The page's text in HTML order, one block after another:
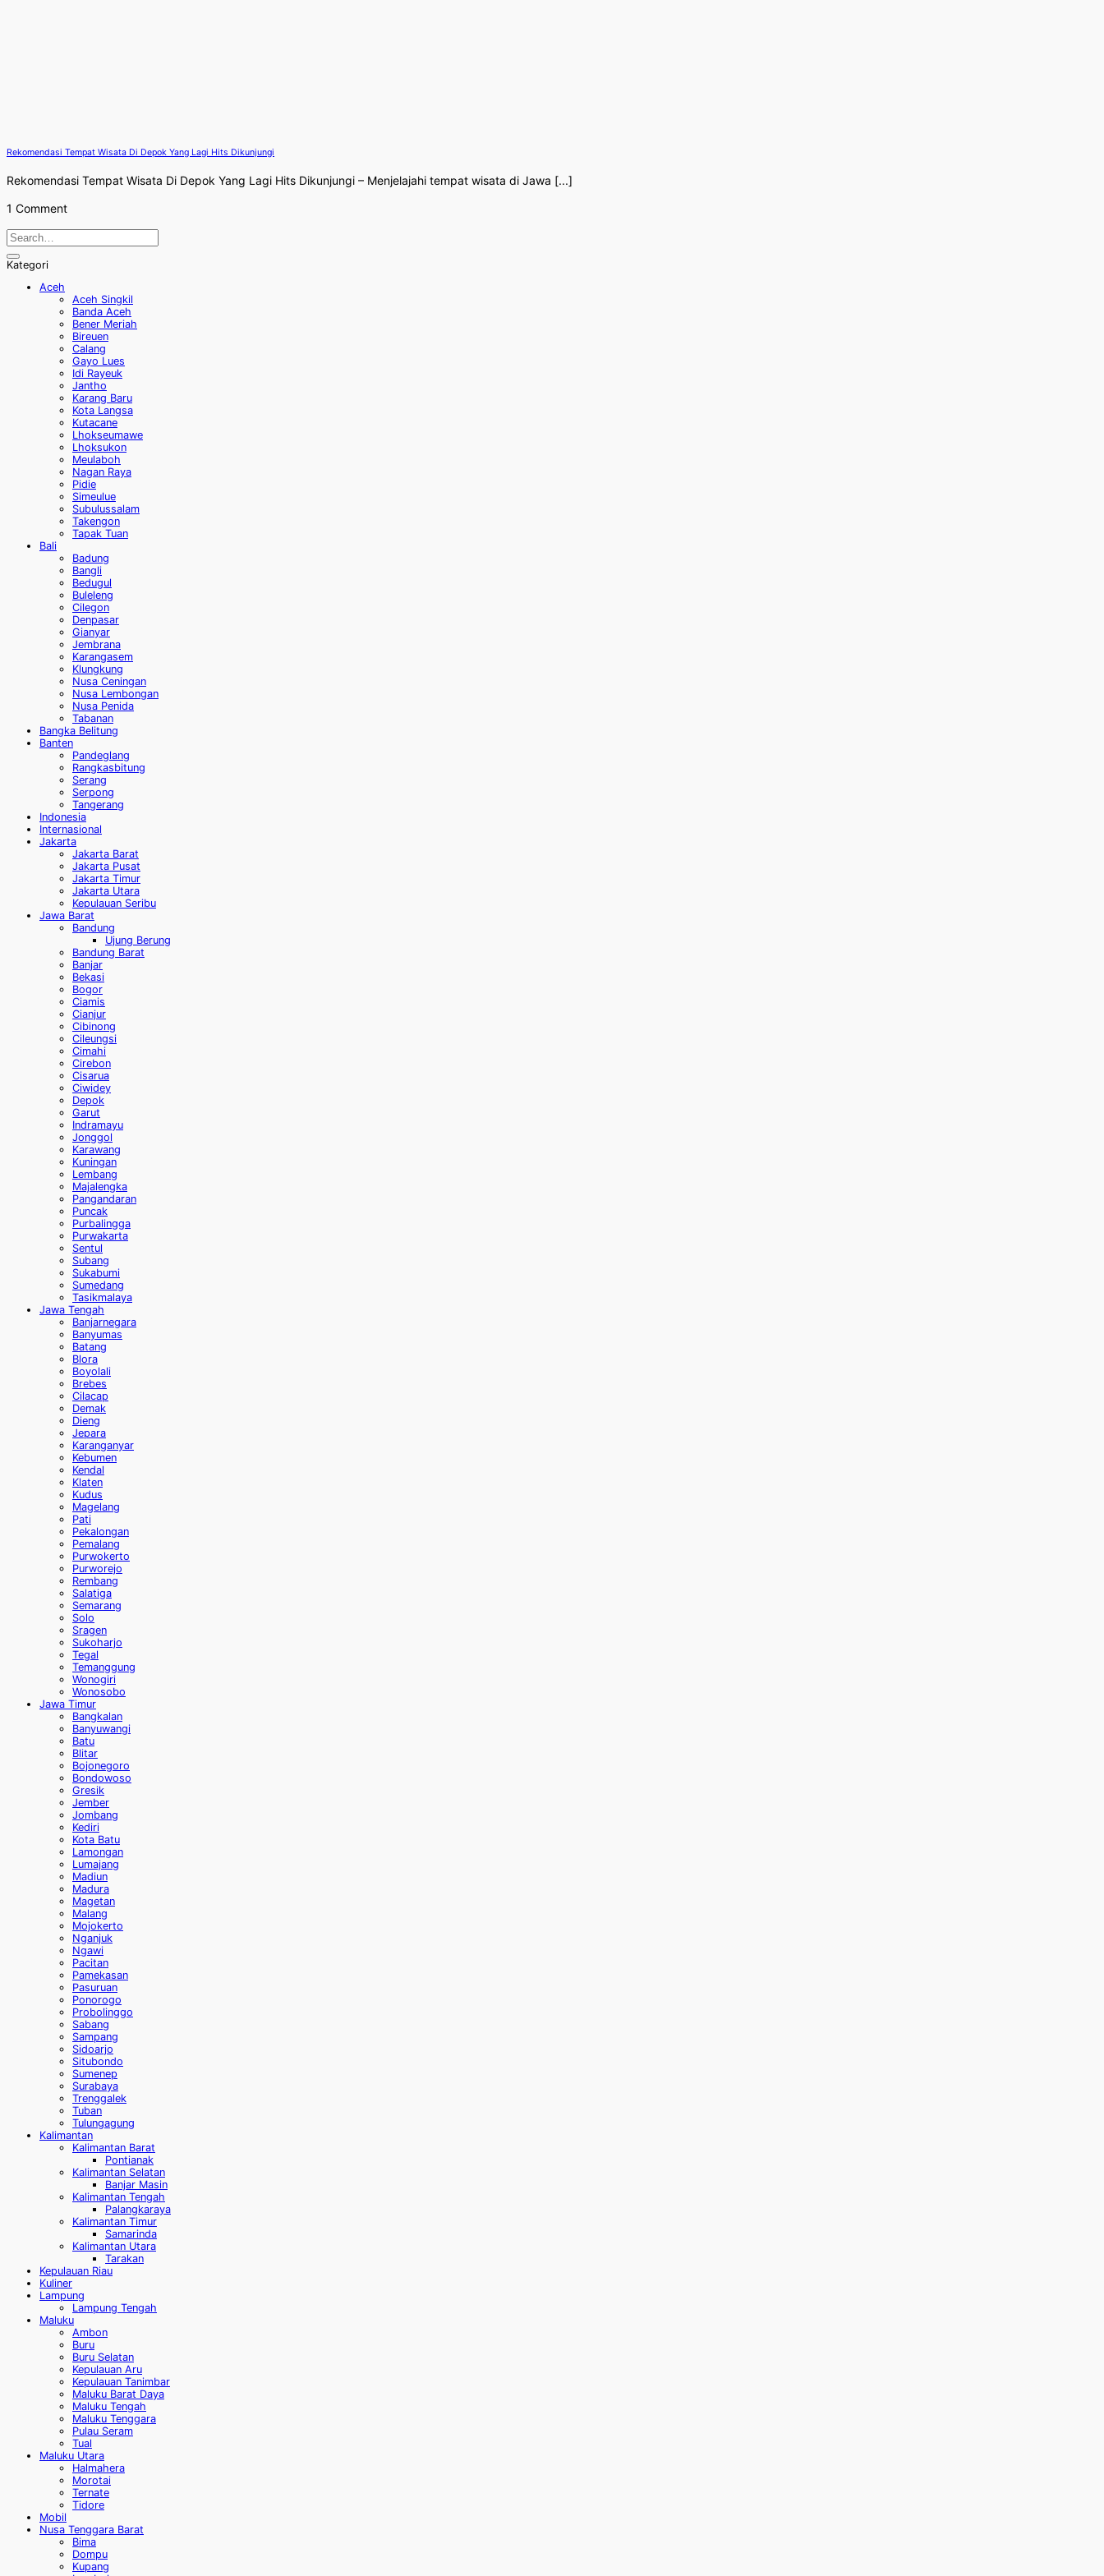
Rekomendasi Tempat Wisata Di Depok Yang Lagi Hits Dikunjungi
Rekomendasi Tempat Wisata Di Depok Yang Lagi Hits Dikunjungi – Menjelajahi tempat wisata di Jawa [...]
1 Comment
Kategori
Aceh
Aceh Singkil
Banda Aceh
Bener Meriah
Bireuen
Calang
Gayo Lues
Idi Rayeuk
Jantho
Karang Baru
Kota Langsa
Kutacane
Lhokseumawe
Lhoksukon
Meulaboh
Nagan Raya
Pidie
Simeulue
Subulussalam
Takengon
Tapak Tuan
Bali
Badung
Bangli
Bedugul
Buleleng
Cilegon
Denpasar
Gianyar
Jembrana
Karangasem
Klungkung
Nusa Ceningan
Nusa Lembongan
Nusa Penida
Tabanan
Bangka Belitung
Banten
Pandeglang
Rangkasbitung
Serang
Serpong
Tangerang
Indonesia
Internasional
Jakarta
Jakarta Barat
Jakarta Pusat
Jakarta Timur
Jakarta Utara
Kepulauan Seribu
Jawa Barat
Bandung
Ujung Berung
Bandung Barat
Banjar
Bekasi
Bogor
Ciamis
Cianjur
Cibinong
Cileungsi
Cimahi
Cirebon
Cisarua
Ciwidey
Depok
Garut
Indramayu
Jonggol
Karawang
Kuningan
Lembang
Majalengka
Pangandaran
Puncak
Purbalingga
Purwakarta
Sentul
Subang
Sukabumi
Sumedang
Tasikmalaya
Jawa Tengah
Banjarnegara
Banyumas
Batang
Blora
Boyolali
Brebes
Cilacap
Demak
Dieng
Jepara
Karanganyar
Kebumen
Kendal
Klaten
Kudus
Magelang
Pati
Pekalongan
Pemalang
Purwokerto
Purworejo
Rembang
Salatiga
Semarang
Solo
Sragen
Sukoharjo
Tegal
Temanggung
Wonogiri
Wonosobo
Jawa Timur
Bangkalan
Banyuwangi
Batu
Blitar
Bojonegoro
Bondowoso
Gresik
Jember
Jombang
Kediri
Kota Batu
Lamongan
Lumajang
Madiun
Madura
Magetan
Malang
Mojokerto
Nganjuk
Ngawi
Pacitan
Pamekasan
Pasuruan
Ponorogo
Probolinggo
Sabang
Sampang
Sidoarjo
Situbondo
Sumenep
Surabaya
Trenggalek
Tuban
Tulungagung
Kalimantan
Kalimantan Barat
Pontianak
Kalimantan Selatan
Banjar Masin
Kalimantan Tengah
Palangkaraya
Kalimantan Timur
Samarinda
Kalimantan Utara
Tarakan
Kepulauan Riau
Kuliner
Lampung
Lampung Tengah
Maluku
Ambon
Buru
Buru Selatan
Kepulauan Aru
Kepulauan Tanimbar
Maluku Barat Daya
Maluku Tengah
Maluku Tenggara
Pulau Seram
Tual
Maluku Utara
Halmahera
Morotai
Ternate
Tidore
Mobil
Nusa Tenggara Barat
Bima
Dompu
Kupang